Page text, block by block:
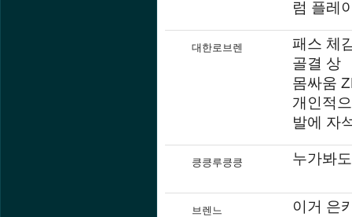
럼 플레
대한로브렌
패스 체
골결 상
몸싸움
개인적
발에 자
킁킁루킁킁 누가봐
브렌느 이거 은